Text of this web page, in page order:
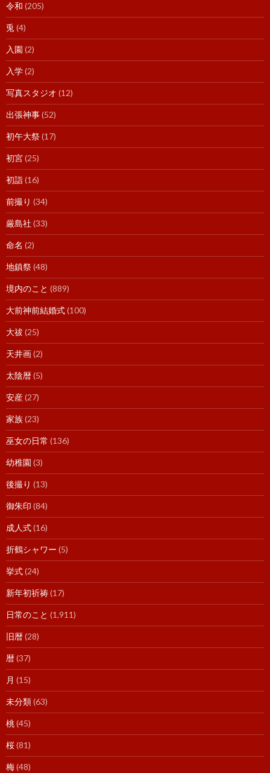
令和 (205)
兎 (4)
入園 (2)
入学(2)
写真スタジオ (12)
出張神事(52)
初午大祭(17)
初宮(25)
初詣(16)
前撮り (34)
厳島社 (33)
命名 (2)
地鎮祭(48)
境内のこと (889)
大前神前結婚式(100)
大祓(25)
天井画(2)
太陰暦(5)
安産(27)
家族(23)
巫女の日常 (136)
幼稚園 (3)
後撮り (13)
御朱印 (84)
成人式(16)
折鶴シャワー (5)
挙式(24)
新年初祈祷(17)
日常のこと (1,911)
旧暦(28)
暦(37)
月 (15)
未分類(63)
桃(45)
桜(81)
梅(48)